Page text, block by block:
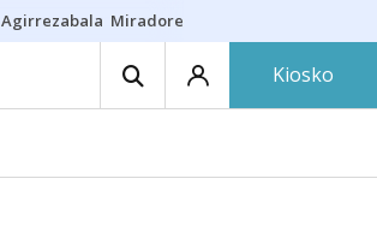
Agirrezabala Miradores en Bilbao
Kiosko